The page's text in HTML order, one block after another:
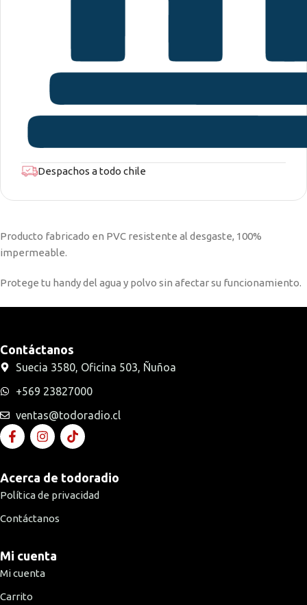
Despachos a todo chile
Producto fabricado en PVC resistente al desgaste, 100%
impermeable.
Protege tu handy del agua y polvo sin afectar su funcionamiento.
Contáctanos
Suecia 3580, Oficina 503, Ñuñoa
+569 23827000
ventas@todoradio.cl
Acerca de todoradio
Política de privacidad
Contáctanos
Mi cuenta
Mi cuenta
Carrito